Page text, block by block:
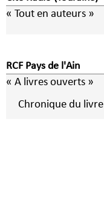
« Tout en auteurs »
RCF Pays de l'Ain
« A livres ouverts »
Chronique du livre